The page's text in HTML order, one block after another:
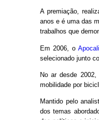
A premiação,
anos e é uma das
trabalhos que
Em 2006, o
selecionado junto
No ar desde
mobilidade por
Mantido pelo
dos temas